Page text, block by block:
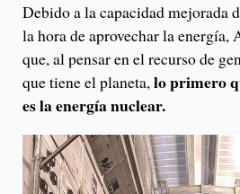
Debido a la capacidad mejorada
la hora de aprovechar la energía,
que, al pensar en el recurso de
que tiene el planeta,lo primero
es la energía nuclear.